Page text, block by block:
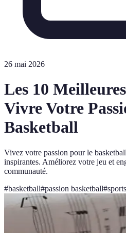
26 mai 2026
Les 10
Vivre Votre
Basketball
Vivez votre passion pour le
inspirantes. Améliorez votre jeu et
communauté.
#basketball#passion basketball#sports